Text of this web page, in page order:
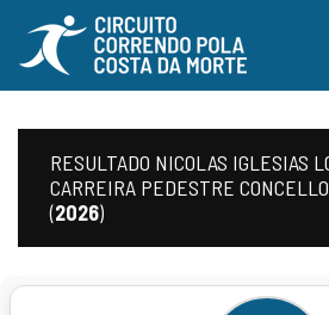
RESULTADO NICOLAS IGLESIAS
CARREIRA PEDESTRE
(2026)